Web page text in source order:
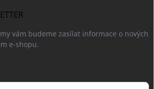
vám budeme zasílat informace o nových
e-shopu.